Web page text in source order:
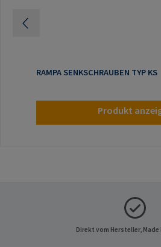
RAMPA SENKSCHRAUBEN TYP KS
Produkt
Direkt vom Hersteller, Made